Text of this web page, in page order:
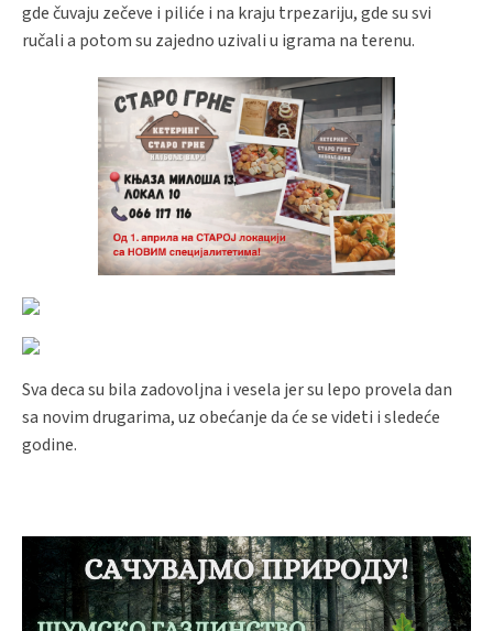
gde čuvaju zečeve i piliće i na kraju trpezariju, gde su svi
ručali a potom su zajedno uzivali u igrama na terenu.
Sva deca su bila zadovoljna i vesela jer su lepo provela dan
sa novim drugarima, uz obećanje da će se videti i sledeće
godine.